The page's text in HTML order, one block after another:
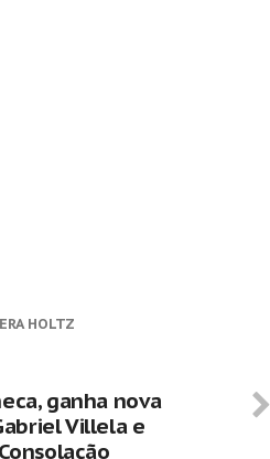
HOLTZ
ganha nova
Villela e